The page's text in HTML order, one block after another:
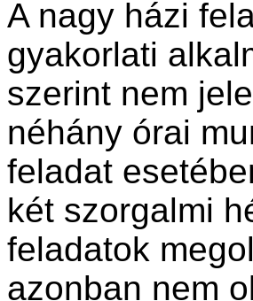
A nagy házi
gyakorlati
szerint nem
néhány órai
feladat
két szorgalmi
feladatok
azonban nem